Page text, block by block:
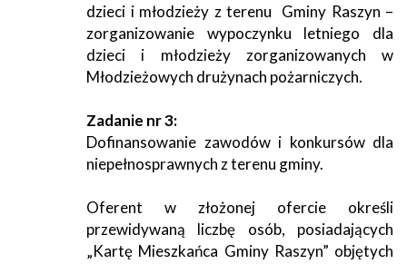
dzieci i młodzieży z terenu Gminy Raszyn –
zorganizowanie wypoczynku letniego dla
dzieci i młodzieży zorganizowanych w
Młodzieżowych drużynach pożarniczych.
Zadanie nr 3:
Dofinansowanie zawodów i konkursów dla
niepełnosprawnych z terenu gminy.
Oferent w złożonej ofercie określi
przewidywaną liczbę osób, posiadających
„Kartę Mieszkańca Gminy Raszyn” objętych